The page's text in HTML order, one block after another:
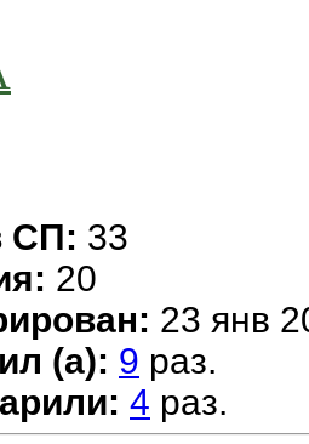
СП: 33
20
23 янв
(а): 9 раз.
4 раз.